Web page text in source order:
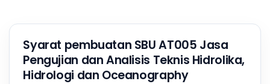
Syarat pembuatan SBU AT005 Jasa
Pengujian dan Analisis Teknis Hidrolika,
Hidrologi dan Oceanography